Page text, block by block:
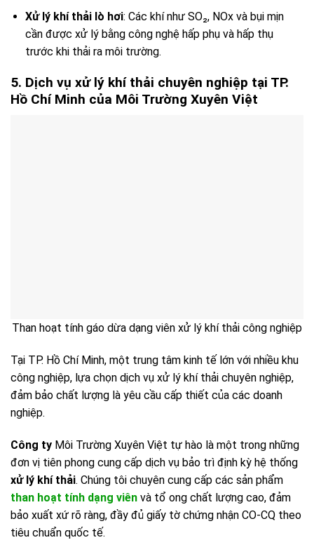
Xử lý khí thải lò hơi: Các khí như SO₂, NOx và bụi mịn
cần được xử lý bằng công nghệ hấp phụ và hấp thụ
trước khi thải ra môi trường.
5. Dịch vụ xử lý khí thải chuyên nghiệp tại TP.
Hồ Chí Minh của Môi Trường Xuyên Việt
Than hoạt tính gáo dừa dạng viên xử lý khí thải công nghiệp
Tại TP. Hồ Chí Minh, một trung tâm kinh tế lớn với nhiều khu
công nghiệp, lựa chọn dịch vụ xử lý khí thải chuyên nghiệp,
đảm bảo chất lượng là yêu cầu cấp thiết của các doanh
nghiệp.
Công ty Môi Trường Xuyên Việt tự hào là một trong những
đơn vị tiên phong cung cấp dịch vụ bảo trì định kỳ hệ thống
xử lý khí thải. Chúng tôi chuyên cung cấp các sản phẩm
than hoạt tính dạng viên và tổ ong chất lượng cao, đảm
bảo xuất xứ rõ ràng, đầy đủ giấy tờ chứng nhận CO-CQ theo
tiêu chuẩn quốc tế.